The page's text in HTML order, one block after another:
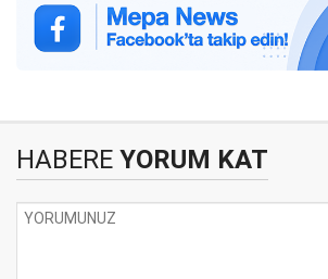
HABERE YORUM KAT